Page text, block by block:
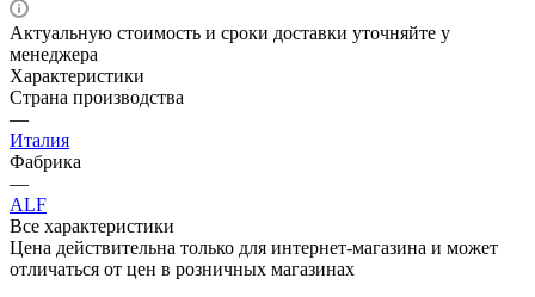
Актуальную стоимость и сроки доставки уточняйте у
менеджера
Характеристики
Страна производства
—
Италия
Фабрика
—
ALF
Все характеристики
Цена действительна только для интернет-магазина и может
отличаться от цен в розничных магазинах